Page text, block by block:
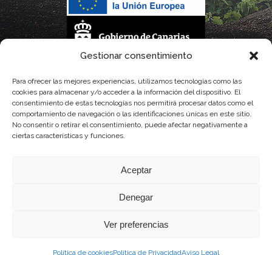
Gestionar consentimiento
Para ofrecer las mejores experiencias, utilizamos tecnologías como las
cookies para almacenar y/o acceder a la información del dispositivo. El
consentimiento de estas tecnologías nos permitirá procesar datos como el
comportamiento de navegación o las identificaciones únicas en este sitio.
No consentir o retirar el consentimiento, puede afectar negativamente a
ciertas características y funciones.
Aceptar
Denegar
Ver preferencias
Política de cookiesPolítica de PrivacidadAviso Legal
parcialmente, por el Gobierno de Canarias
con fondos provenientes del presupuesto de gastos del Instituto Canario de
Calidad Agroalimentaria